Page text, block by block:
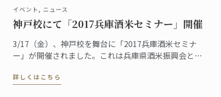
イベント, ニュース
神戸校にて「2017兵庫酒米セミナー」開催
3/17（金）、神戸校を舞台に「2017兵庫酒米セミナ
ー」が開催されました。これは兵庫県酒米振興会と神
聞いて、体験し、学んでもらう」のがコンセプト。一
詳しくはこちら